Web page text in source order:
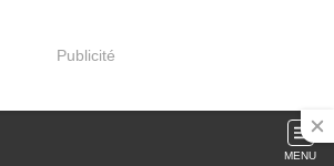
Publicité
MENU